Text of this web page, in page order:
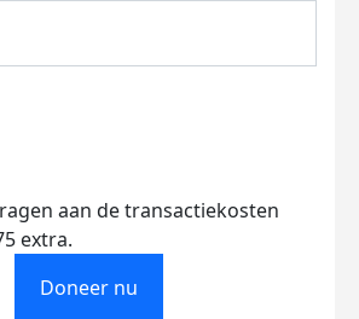
aan de transactiekosten
extra.
Doneer nu